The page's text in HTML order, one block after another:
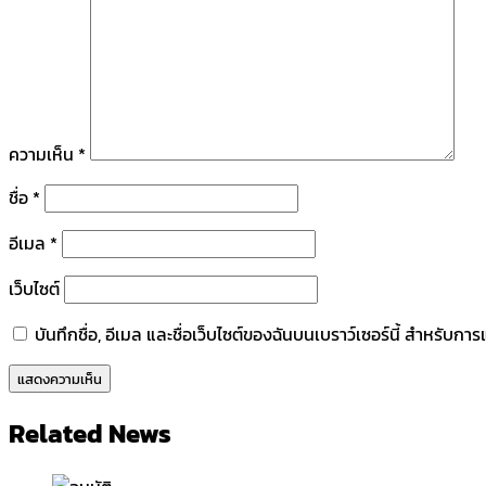
ความเห็น *
ชื่อ *
อีเมล *
เว็บไซต์
บันทึกชื่อ, อีเมล และชื่อเว็บไซต์ของฉันบนเบราว์เซอร์นี้ สำหรับกา
Related News